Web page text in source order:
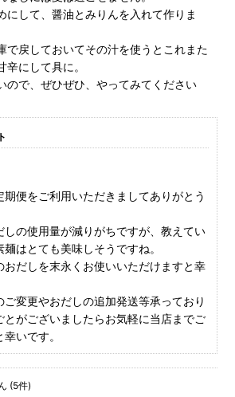
にして、醤油とみりんを入れて作りま
で戻しておいてその汁を使うとこれまた
にして具に。
ので、ぜひぜひ、やってみてください
期便をご利用いただきましてありがとう
しの使用量が減りがちですが、教えてい
はとても美味しそうですね。
おだしを末永くお使いいただけますと幸
ご変更やおだしの追加発送等承っており
とがございましたらお気軽に当店までご
いです。
(5件)